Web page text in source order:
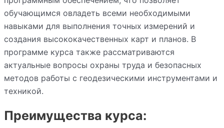
обучающимся овладеть всеми необходимыми
навыками для выполнения точных измерений и
создания высококачественных карт и планов. В
программе курса также рассматриваются
актуальные вопросы охраны труда и безопасных
методов работы с геодезическими инструментами и
техникой.
Преимущества курса: